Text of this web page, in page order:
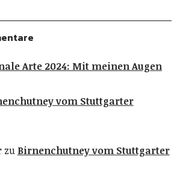
Arte 2024: Mit meinen Augen
vom Stuttgarter
zu Birnenchutney vom Stuttgarter